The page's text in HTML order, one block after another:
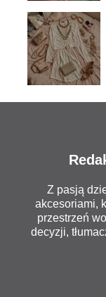
Z pasją
akcesoriami,
przestrzeń
decyzji,